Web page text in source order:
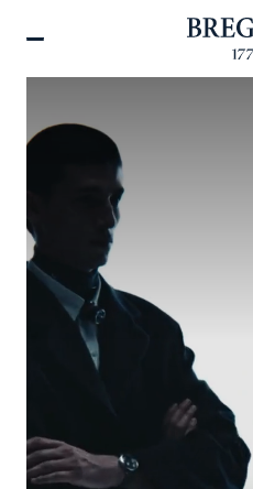
zum